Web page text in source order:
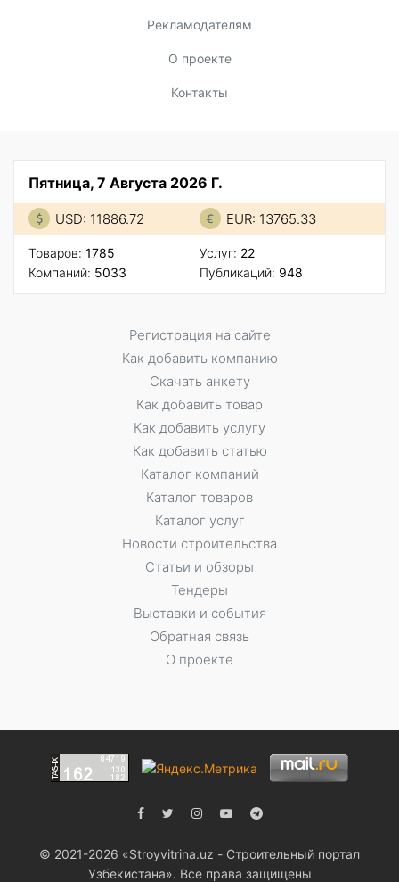
Рекламодателям
О проекте
Контакты
Пятница, 7 Августа 2026 Г.
USD: 11886.72 EUR: 13765.33
Товаров: 1785
Компаний: 5033
Услуг: 22
Публикаций: 948
Регистрация на сайте
Как добавить компанию
Скачать анкету
Как добавить товар
Как добавить услугу
Как добавить статью
Каталог компаний
Каталог товаров
Каталог услуг
Новости строительства
Статьи и обзоры
Тендеры
Выставки и события
Обратная связь
О проекте
© 2021-2026 «Stroyvitrina.uz - Строительный портал
Узбекистана». Все права защищены